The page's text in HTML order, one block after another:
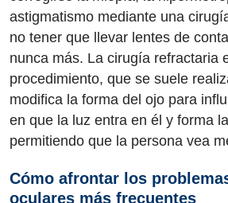
astigmatismo mediante una
no tener que llevar lentes de
nunca más. La cirugía refractaria
procedimiento, que se suele
modifica la forma del ojo para
en que la luz entra en él y forma
permitiendo que la persona vea
Cómo afrontar los
oculares más frecuentes